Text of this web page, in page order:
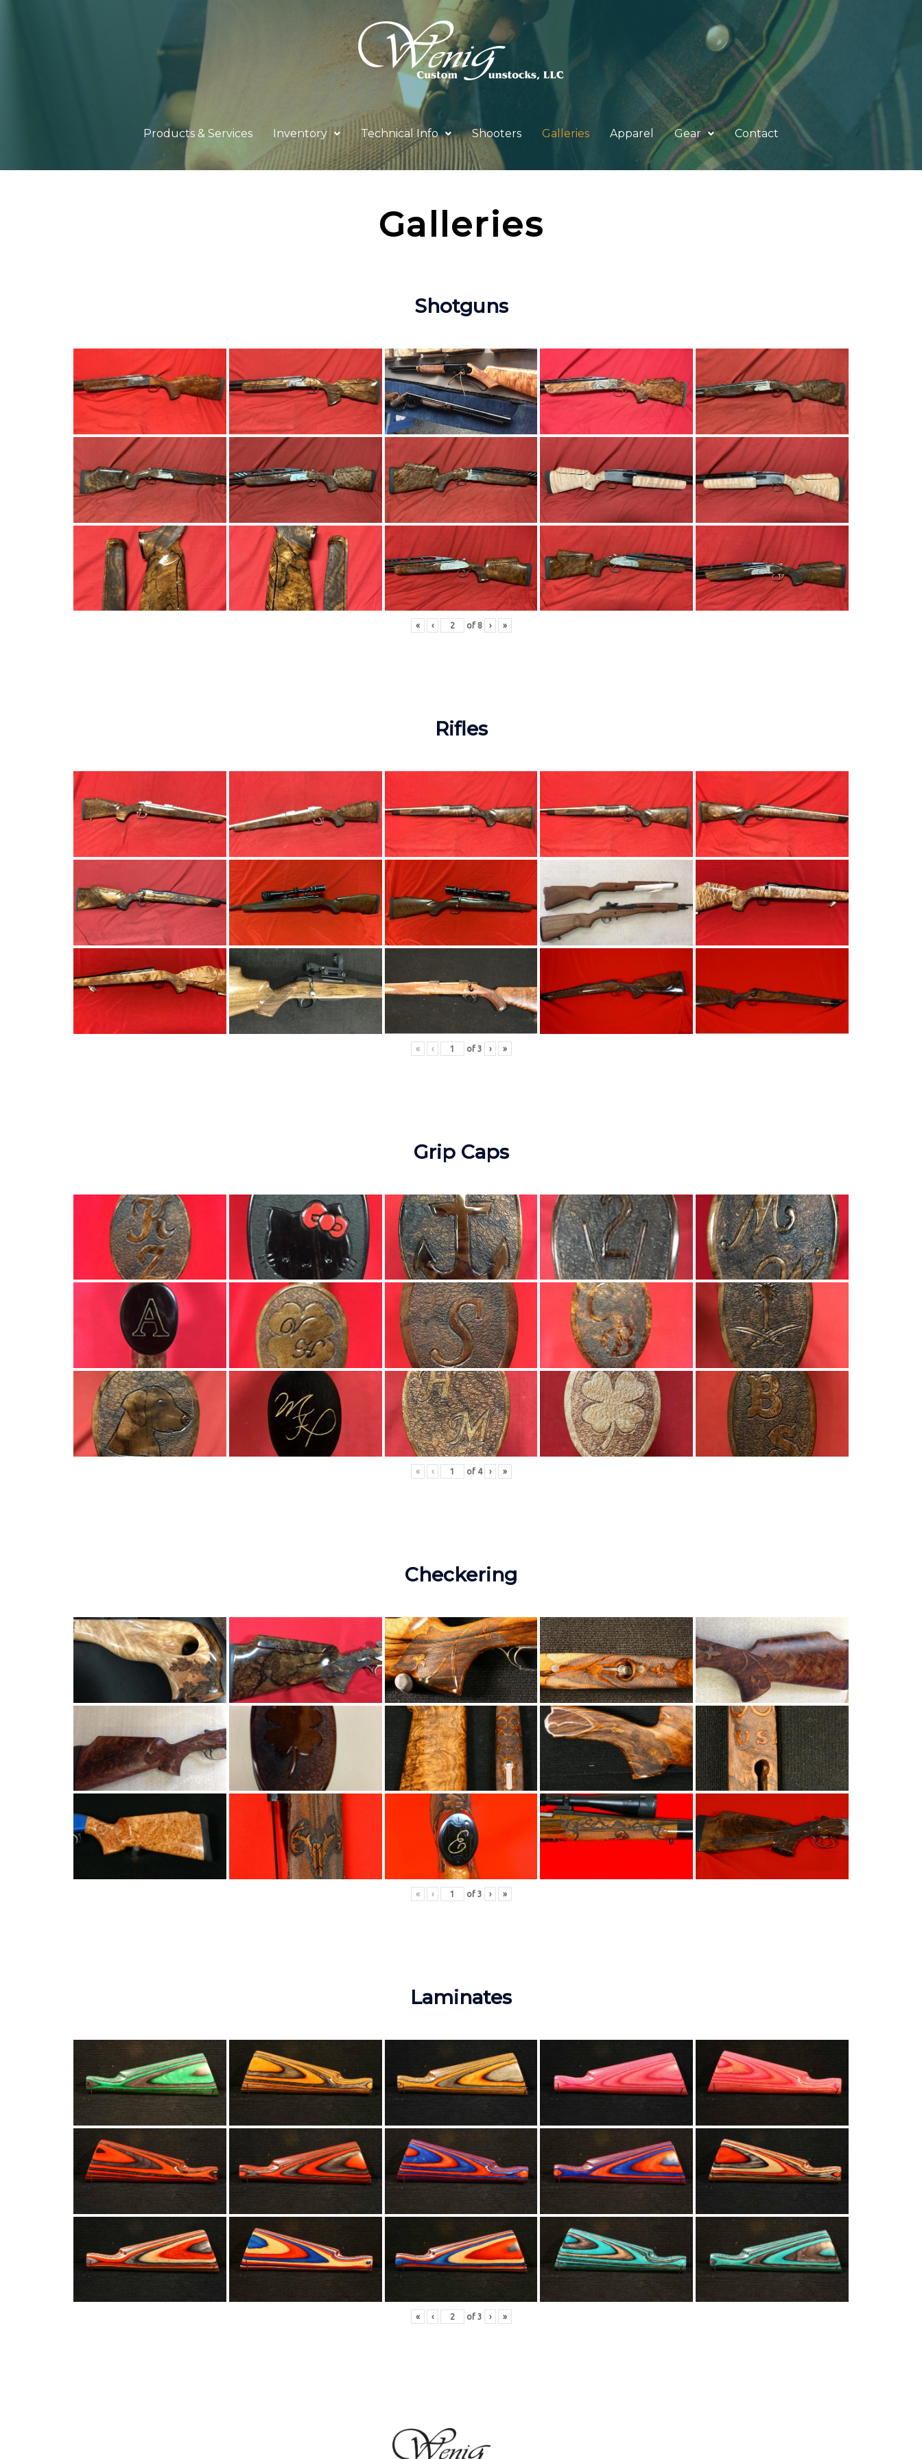
Products & Services Inventory Technical Info Shooters Galleries Apparel Gear Contact
Galleries
Shotguns
« ‹ of 8 › »
Rifles
« ‹ of 3 › »
Grip Caps
« ‹ of 4 › »
Checkering
« ‹ of 3 › »
Laminates
« ‹ of 3 › »